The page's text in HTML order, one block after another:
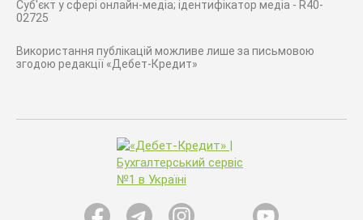
Суб'єкт у сфері онлайн-медіа; ідентифікатор медіа - R40-
02725
Використання публікацій можливе лише за письмовою
згодою редакції «Дебет-Кредит»